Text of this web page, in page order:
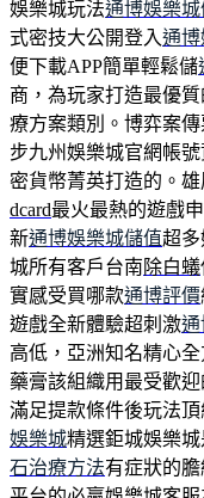
娛樂城玩法通博娛樂城
式密技大公開登入通
便下載APP簡單輕鬆儲
商，為玩家打造最優
療方案類別。博弈案
步九州娛樂城官網帳
密貨幣菁英打造的。
dcard最火最熱的遊戲
新通博娛樂城儲值超
城所有客戶台南除白蟻
實感受買哪款通博評價
遊戲全新體驗超刺激通
高低，亞洲知名精心
藥膏該組織用最受歡
滿足提款條件後玩法
娛樂城精選鉅城娛樂
石治療方法有症狀的